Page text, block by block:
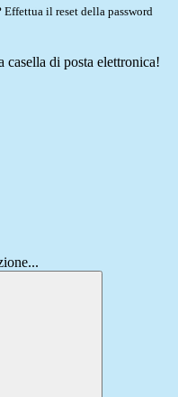
Effettua il reset della password
di posta elettronica!